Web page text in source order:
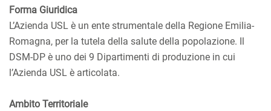
Forma Giuridica
L’Azienda USL è un ente strumentale della Regione Emilia-
Romagna, per la tutela della salute della popolazione. Il
DSM-DP è uno dei 9 Dipartimenti di produzione in cui
l’Azienda USL è articolata.
Ambito Territoriale